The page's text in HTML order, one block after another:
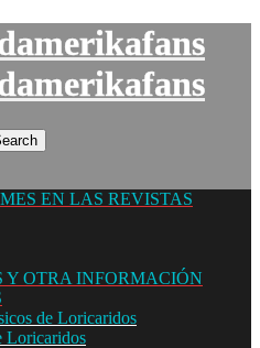
EN LAS REVISTAS
Y OTRA INFORMACIÓN
de Loricaridos
Loricaridos